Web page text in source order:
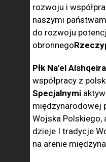
rozwoju i
naszymi
do rozwoju
obronnego
Płk Na'el
współpracy z
Specjalnymi
międzynarodowej
Wojska Polskiego,
dzieje I tradycje
na arenie